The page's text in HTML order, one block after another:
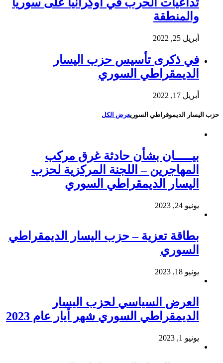
والمنطقة
أبريل 25, 2022
في ذكرى تأسيس حزب اليسار
الديمقراطي السوري
أبريل 17, 2022
حزب اليسار الديموقراطي السوريعرض الكل
بيـــــان بشأن حادثة غرق مركب
المهاجرين – اللجنة المركزية لحزب
اليسار الديمقراطي السوري
يونيو 24, 2023
بطاقة تعزية – حزب اليسار الديمقراطي
السوري
يونيو 18, 2023
العرض السياسي لحزب اليسار
الديمقراطي السوري شهر أيار عام 2023
يونيو 1, 2023